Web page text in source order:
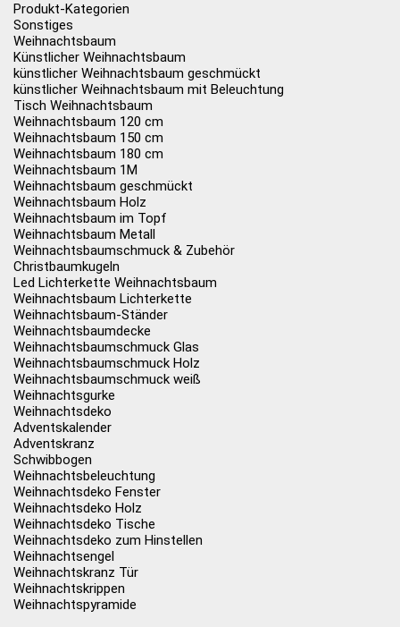
Produkt-Kategorien
Sonstiges
Weihnachtsbaum
Künstlicher Weihnachtsbaum
künstlicher Weihnachtsbaum geschmückt
künstlicher Weihnachtsbaum mit Beleuchtung
Tisch Weihnachtsbaum
Weihnachtsbaum 120 cm
Weihnachtsbaum 150 cm
Weihnachtsbaum 180 cm
Weihnachtsbaum 1M
Weihnachtsbaum geschmückt
Weihnachtsbaum Holz
Weihnachtsbaum im Topf
Weihnachtsbaum Metall
Weihnachtsbaumschmuck & Zubehör
Christbaumkugeln
Led Lichterkette Weihnachtsbaum
Weihnachtsbaum Lichterkette
Weihnachtsbaum-Ständer
Weihnachtsbaumdecke
Weihnachtsbaumschmuck Glas
Weihnachtsbaumschmuck Holz
Weihnachtsbaumschmuck weiß
Weihnachtsgurke
Weihnachtsdeko
Adventskalender
Adventskranz
Schwibbogen
Weihnachtsbeleuchtung
Weihnachtsdeko Fenster
Weihnachtsdeko Holz
Weihnachtsdeko Tische
Weihnachtsdeko zum Hinstellen
Weihnachtsengel
Weihnachtskranz Tür
Weihnachtskrippen
Weihnachtspyramide